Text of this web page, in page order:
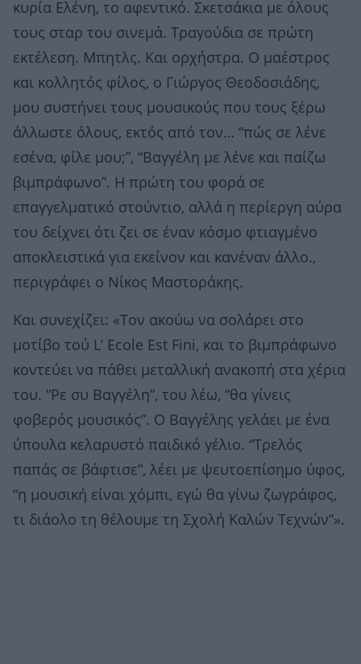
κυρία Ελένη, το αφεντικό. Σκετσάκια με όλους
τους σταρ του σινεμά. Τραγούδια σε πρώτη
εκτέλεση. Μπητλς. Και ορχήστρα. Ο μαέστρος
και κολλητός φίλος, ο Γιώργος Θεοδοσιάδης,
μου συστήνει τους μουσικούς που τους ξέρω
άλλωστε όλους, εκτός από τον… “πώς σε λένε
εσένα, φίλε μου;”, “Βαγγέλη με λένε και παίζω
βιμπράφωνο”. Η πρώτη του φορά σε
επαγγελματικό στούντιο, αλλά η περίεργη αύρα
του δείχνει ότι ζει σε έναν κόσμο φτιαγμένο
αποκλειστικά για εκείνον και κανέναν άλλο.,
περιγράφει ο Νίκος Μαστοράκης.
Και συνεχίζει: «Τον ακούω να σολάρει στο
μοτίβο τού L’ Ecole Est Fini, και το βιμπράφωνο
κοντεύει να πάθει μεταλλική ανακοπή στα χέρια
του. “Ρε συ Βαγγέλη”, του λέω, “θα γίνεις
φοβερός μουσικός”. Ο Βαγγέλης γελάει με ένα
ύπουλα κελαρυστό παιδικό γέλιο. “Τρελός
παπάς σε βάφτισε”, λέει με ψευτοεπίσημο ύφος,
“η μουσική είναι χόμπι, εγώ θα γίνω ζωγράφος,
τι διάολο τη θέλουμε τη Σχολή Καλών Τεχνών”».